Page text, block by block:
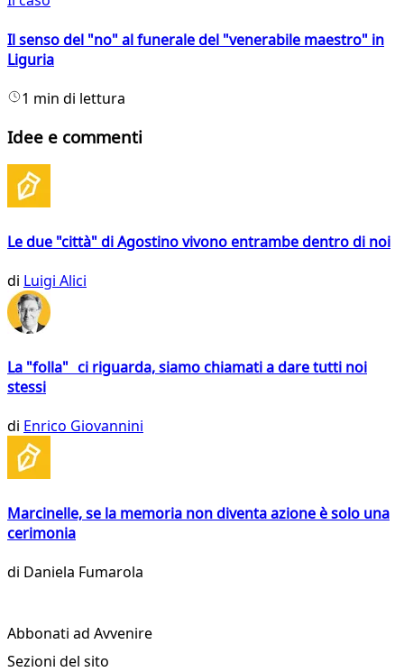
Il senso del "no" al funerale del "venerabile maestro" in
Liguria
1 min di lettura
Idee e commenti
Le due "città" di Agostino vivono entrambe dentro di noi
di Luigi Alici
La "folla" ci riguarda, siamo chiamati a dare tutti noi
stessi
di Enrico Giovannini
Marcinelle, se la memoria non diventa azione è solo una
cerimonia
di Daniela Fumarola
Abbonati ad Avvenire
Sezioni del sito